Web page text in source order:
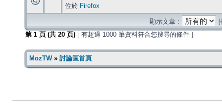
位於 Firefox
顯示文章 :
第 1 頁 (共 20 頁) [ 有超過 1000 筆資料符合您搜尋的條件 ]
MozTW» 討論區首頁